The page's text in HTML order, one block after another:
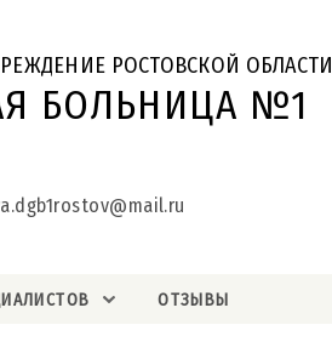
БОЛЬНИЦА №1
РОСТОВСКОЙ ОБЛАСТИ
ОТЗЫВЫ